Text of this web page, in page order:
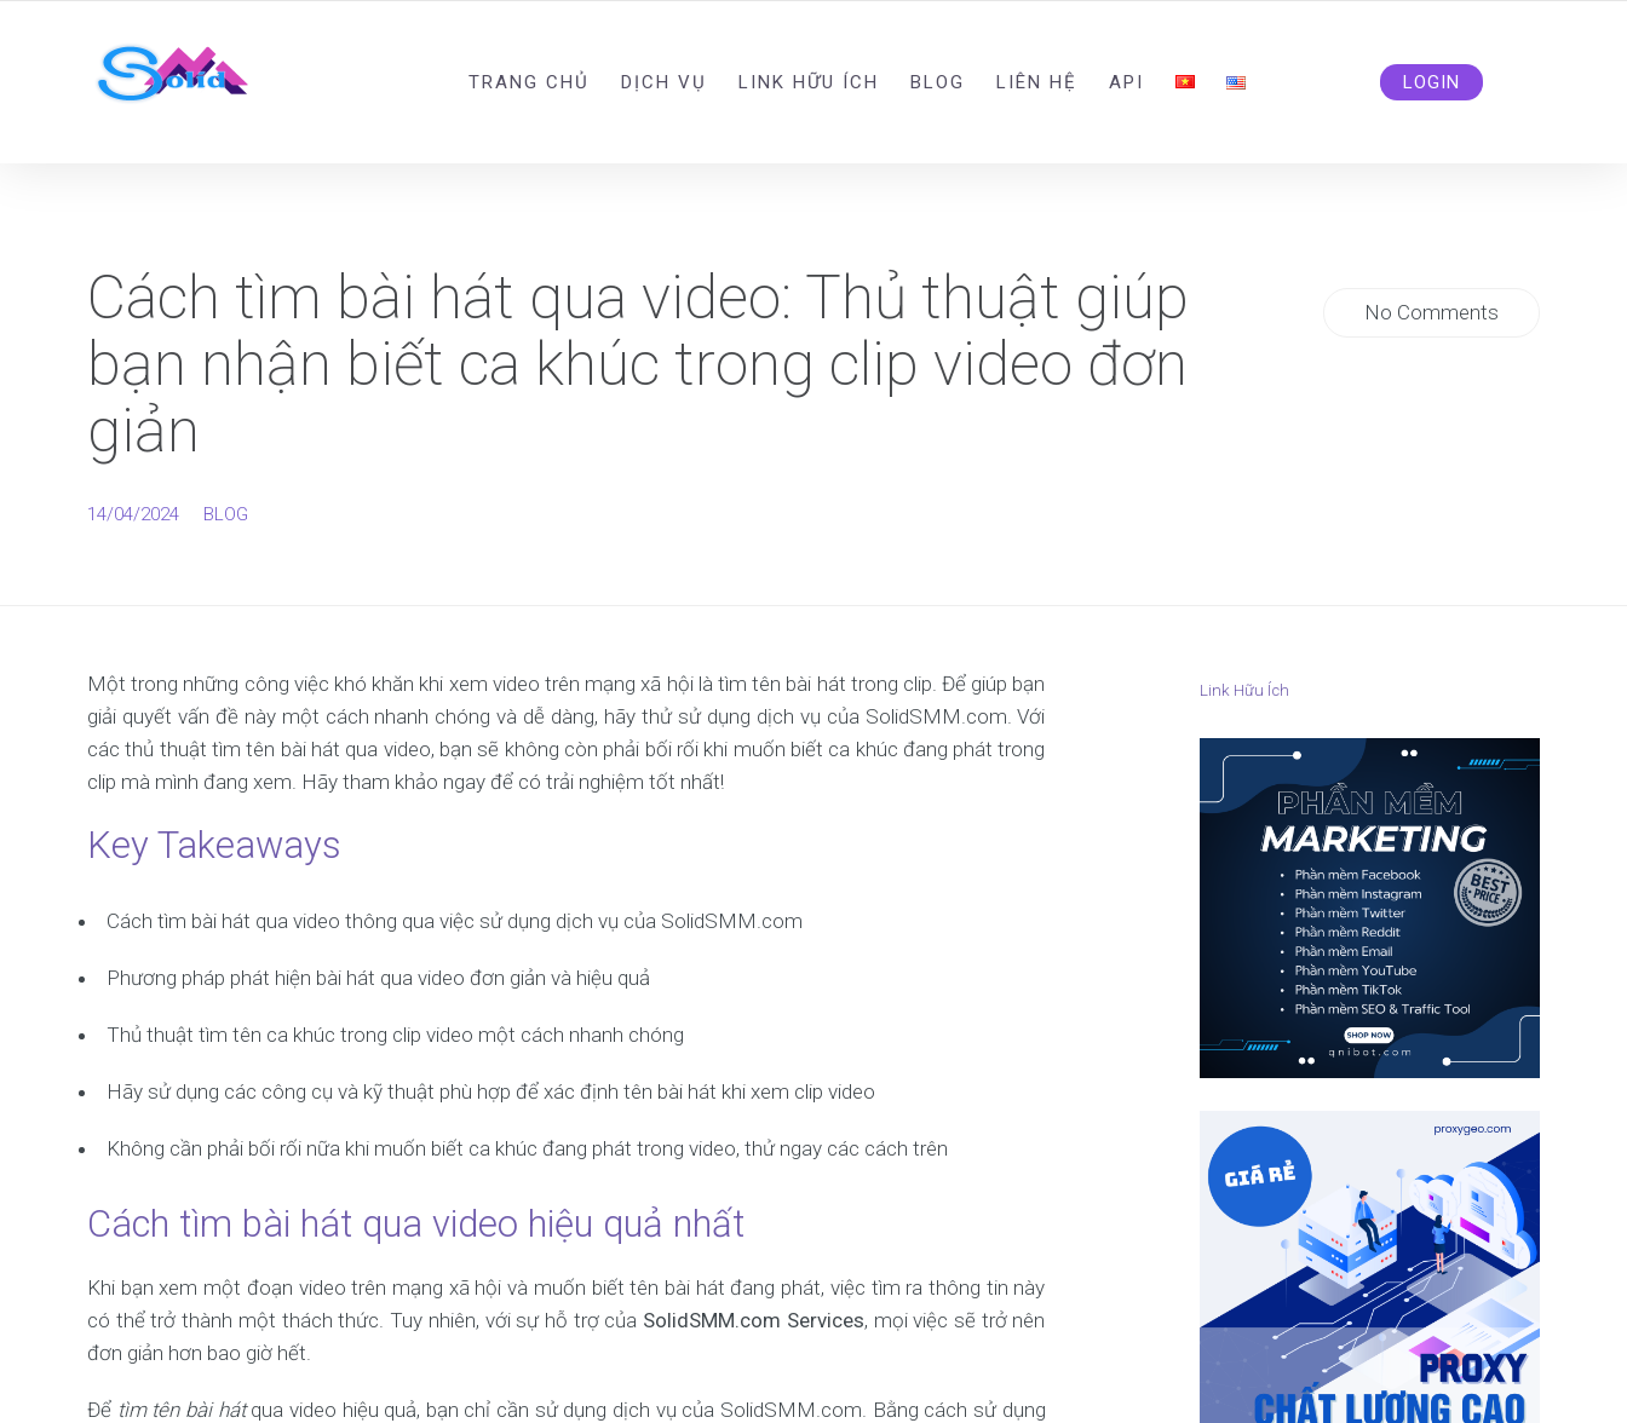
TRANG CHỦ DỊCH VỤ LINK HỮU ÍCH BLOG LIÊN HỆ API LOGIN
Cách tìm bài hát qua video: Thủ thuật giúp
bạn nhận biết ca khúc trong clip video đơn
giản
14/04/2024 BLOG
No Comments
Một trong những công việc khó khăn khi xem video trên mạng xã hội là tìm tên bài hát trong clip. Để giúp bạn
giải quyết vấn đề này một cách nhanh chóng và dễ dàng, hãy thử sử dụng dịch vụ của SolidSMM.com. Với
các thủ thuật tìm tên bài hát qua video, bạn sẽ không còn phải bối rối khi muốn biết ca khúc đang phát trong
clip mà mình đang xem. Hãy tham khảo ngay để có trải nghiệm tốt nhất!
Key Takeaways
Cách tìm bài hát qua video thông qua việc sử dụng dịch vụ của SolidSMM.com
Phương pháp phát hiện bài hát qua video đơn giản và hiệu quả
Thủ thuật tìm tên ca khúc trong clip video một cách nhanh chóng
Hãy sử dụng các công cụ và kỹ thuật phù hợp để xác định tên bài hát khi xem clip video
Không cần phải bối rối nữa khi muốn biết ca khúc đang phát trong video, thử ngay các cách trên
Cách tìm bài hát qua video hiệu quả nhất
Khi bạn xem một đoạn video trên mạng xã hội và muốn biết tên bài hát đang phát, việc tìm ra thông tin này
có thể trở thành một thách thức. Tuy nhiên, với sự hỗ trợ của SolidSMM.com Services, mọi việc sẽ trở nên
đơn giản hơn bao giờ hết.
Để tìm tên bài hátqua video hiệu quả, bạn chỉ cần sử dụng dịch vụ của SolidSMM.com. Bằng cách sử dụng
Link Hữu Ích